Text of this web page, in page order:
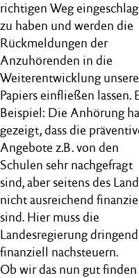
richtigen Weg
zu haben und werden die
Rückmeldungen der
Anzuhörenden in die
Weiterentwicklung
Papiers einfließen lassen.
Beispiel: Die Anhörung
gezeigt, dass die
Angebote z.B. von den
Schulen sehr nachgefragt
sind, aber seitens des
nicht ausreichend
sind. Hier muss die
Landesregierung dringend
finanziell nachsteuern.
Ob wir das nun gut finden